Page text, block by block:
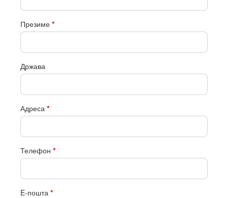
Презиме *
Држава
Адреса *
Телефон *
E-пошта *